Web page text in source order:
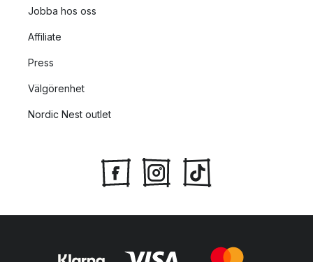
Jobba hos oss
Affiliate
Press
Välgörenhet
Nordic Nest outlet